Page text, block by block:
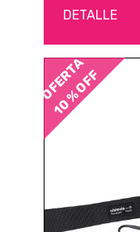
DETALLE
OFERTA
10 % OFF